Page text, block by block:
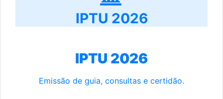
IPTU 2026
IPTU 2026
Emissão de guia, consultas e certidão.